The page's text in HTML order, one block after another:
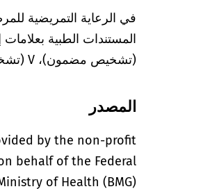
في الرعاية التمريضية
(تشخيص مضمون)، V (تشخيص ظني) و Z (الحالة بعد التشخيص المعني).
المصدر
by the non-profit
behalf of the Federal
of Health (BMG).